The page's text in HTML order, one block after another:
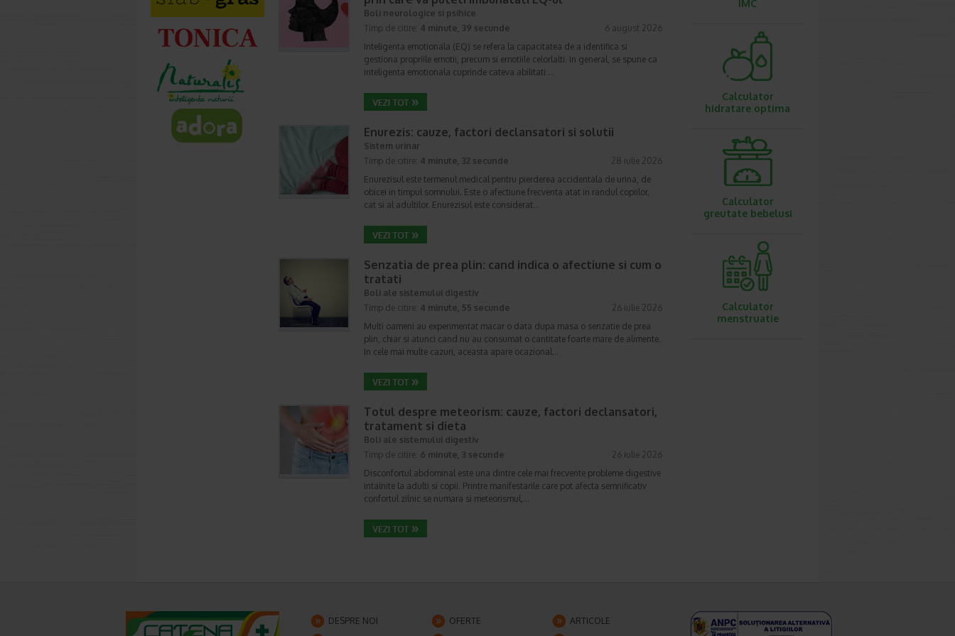
Boli neurologice si psihice
Timp de citire: 4 minute, 39 secunde
6 august 2026
Inteligenta emotionala (EQ) se refera la capacitatea de a identifica si
gestiona propriile emotii, precum si emotiile celorlalti. In general, se spune ca
inteligenta emotionala cuprinde cateva abilitati:…
Enurezis: cauze, factori declansatori si solutii
Sistem urinar
Timp de citire: 4 minute, 32 secunde
28 iulie 2026
Enurezisul este termenul medical pentru pierderea accidentala de urina, de
obicei in timpul somnului. Este o afectiune frecventa atat in randul copiilor,
cat si al adultilor. Enurezisul este considerat…
Senzatia de prea plin: cand indica o afectiune si cum o
tratati
Boli ale sistemului digestiv
Timp de citire: 4 minute, 55 secunde
26 iulie 2026
Multi oameni au experimentat macar o data dupa masa o senzatie de prea
plin, chiar si atunci cand nu au consumat o cantitate foarte mare de alimente.
In cele mai multe cazuri, aceasta apare ocazional…
Totul despre meteorism: cauze, factori declansatori,
tratament si dieta
Boli ale sistemului digestiv
Timp de citire: 6 minute, 3 secunde
26 iulie 2026
Disconfortul abdominal este una dintre cele mai frecvente probleme digestive
intalnite la adulti si copii. Printre manifestarile care pot afecta semnificativ
confortul zilnic se numara si meteorismul,…
IMC
Calculator
hidratare optima
Calculator
greutate bebelusi
Calculator
menstruatie
DESPRE NOI OFERTE
ARTICOLE